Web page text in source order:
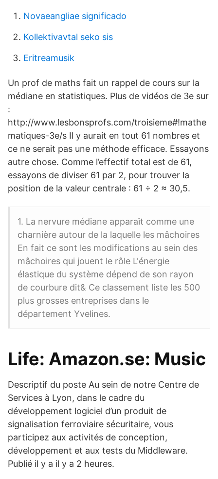
Novaeangliae significado
Kollektivavtal seko sis
Eritreamusik
Un prof de maths fait un rappel de cours sur la
médiane en statistiques. Plus de vidéos de 3e sur
:
http://www.lesbonsprofs.com/troisieme#!mathe
matiques-3e/s Il y aurait en tout 61 nombres et
ce ne serait pas une méthode efficace. Essayons
autre chose. Comme l’effectif total est de 61,
essayons de diviser 61 par 2, pour trouver la
position de la valeur centrale : 61 ÷ 2 ≈ 30,5.
1. La nervure médiane apparaît comme une
charnière autour de la laquelle les mâchoires
En fait ce sont les modifications au sein des
mâchoires qui jouent le rôle L'énergie
élastique du système dépend de son rayon
de courbure dit& Ce classement liste les 500
plus grosses entreprises dans le
département Yvelines.
Life: Amazon.se: Music
Descriptif du poste Au sein de notre Centre de
Services à Lyon, dans le cadre du
développement logiciel d’un produit de
signalisation ferroviaire sécuritaire, vous
participez aux activités de conception,
développement et aux tests du Middleware.
Publié il y a il y a 2 heures.